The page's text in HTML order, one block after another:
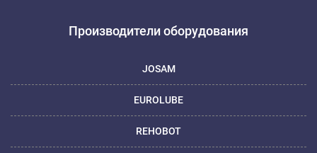
Производители оборудования
JOSAM
EUROLUBE
REHOBOT